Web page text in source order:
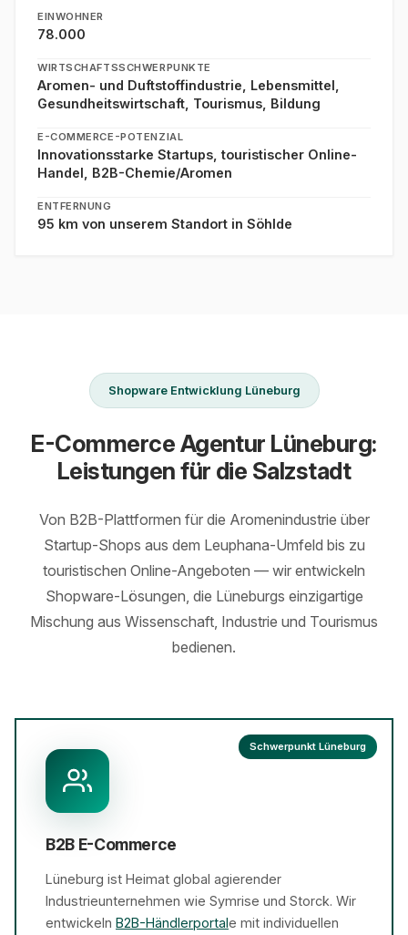
EINWOHNER
78.000
WIRTSCHAFTSSCHWERPUNKTE
Aromen- und Duftstoffindustrie, Lebensmittel,
Gesundheitswirtschaft, Tourismus, Bildung
E-COMMERCE-POTENZIAL
Innovationsstarke Startups, touristischer Online-
Handel, B2B-Chemie/Aromen
ENTFERNUNG
95 km von unserem Standort in Söhlde
Shopware Entwicklung Lüneburg
E-Commerce Agentur Lüneburg:
Leistungen für die Salzstadt
Von B2B-Plattformen für die Aromenindustrie über
Startup-Shops aus dem Leuphana-Umfeld bis zu
touristischen Online-Angeboten — wir entwickeln
Shopware-Lösungen, die Lüneburgs einzigartige
Mischung aus Wissenschaft, Industrie und Tourismus
bedienen.
Schwerpunkt Lüneburg
B2B E-Commerce
Lüneburg ist Heimat global agierender
Industrieunternehmen wie Symrise und Storck. Wir
entwickeln B2B-Händlerportale mit individuellen